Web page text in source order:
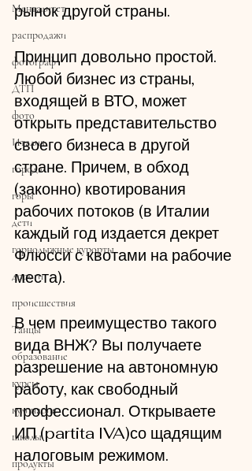
Менталитет
распродажи
фотограф
ДТП
фото
Италия
города
горы
дети
горнолыжные курорты
дороги
происшествия
Танцы
образование
курсы
кулинария
школы
продукты
рынок другой страны.
Принцип довольно простой.
Любой бизнес из страны,
входящей в ВТО, может
открыть представительство
своего бизнеса в другой
стране. Причем, в обход
(законно) квотирования
рабочих потоков (в Италии
каждый год издается декрет
Флюсси с квотами на рабочие
места).
В чем преимущество такого
вида ВНЖ? Вы получаете
разрешение на автономную
работу, как свободный
профессионал. Открываете
ИП (partita IVA)со щадящим
налоговым режимом.